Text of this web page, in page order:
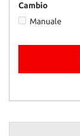
Cambio
Manuale
di
seguito
informazioni
e
funzionamento